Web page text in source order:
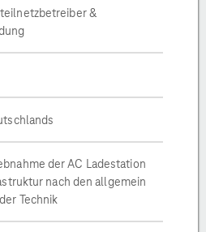
&
der AC Ladestation
nach den allgemein
Technik